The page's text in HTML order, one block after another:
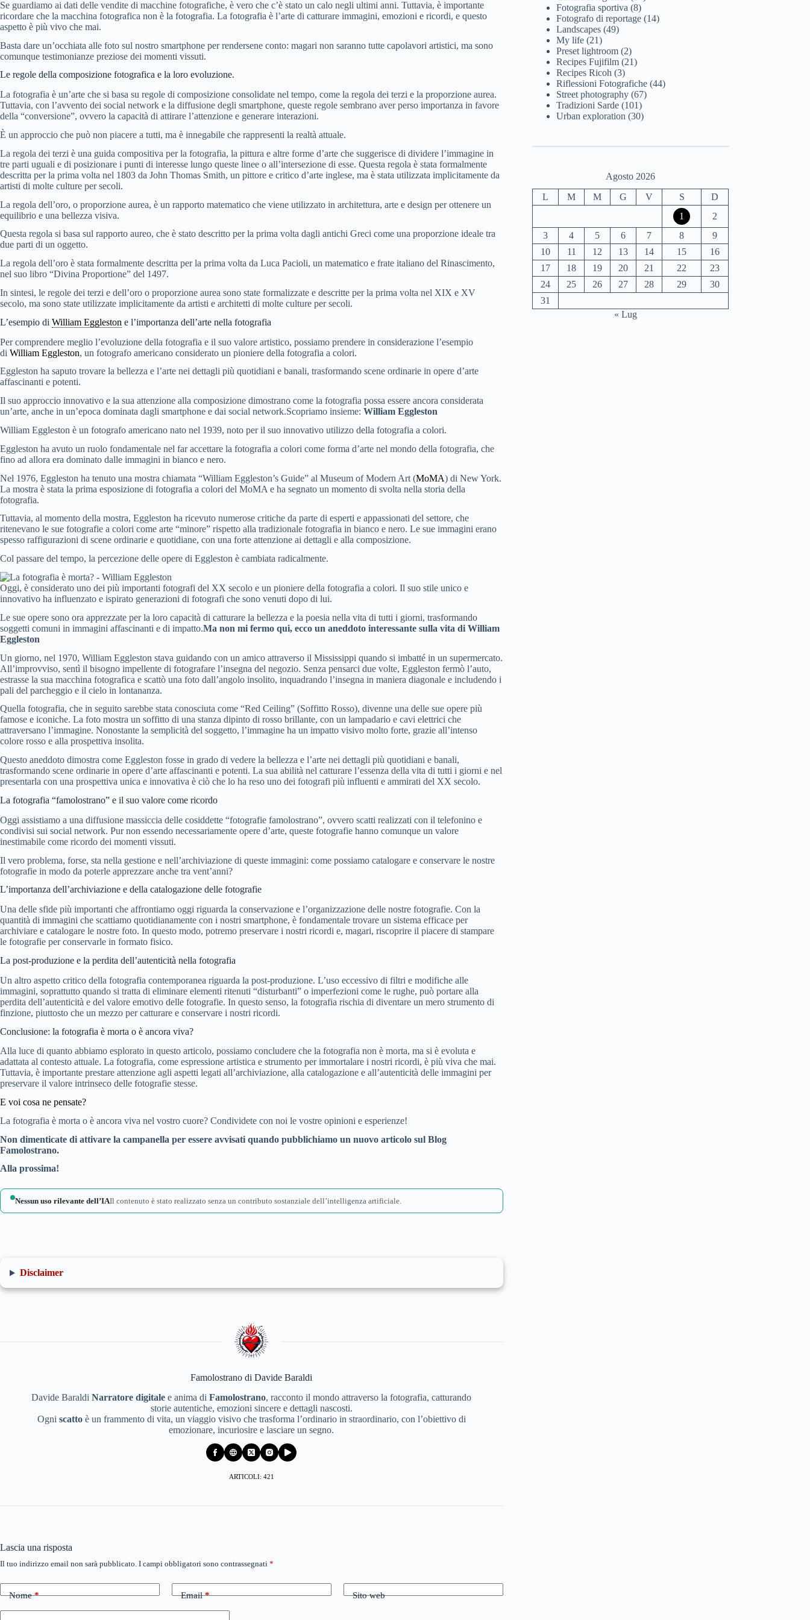
Se guardiamo ai dati delle vendite di macchine fotografiche, è vero che c’è stato un calo negli ultimi anni. Tuttavia, è importante
ricordare che la macchina fotografica non è la fotografia. La fotografia è l’arte di catturare immagini, emozioni e ricordi, e questo
aspetto è più vivo che mai.
Basta dare un’occhiata alle foto sul nostro smartphone per rendersene conto: magari non saranno tutte capolavori artistici, ma sono
comunque testimonianze preziose dei momenti vissuti.
Le regole della composizione fotografica e la loro evoluzione.
La fotografia è un’arte che si basa su regole di composizione consolidate nel tempo, come la regola dei terzi e la proporzione aurea.
Tuttavia, con l’avvento dei social network e la diffusione degli smartphone, queste regole sembrano aver perso importanza in favore
della “conversione”, ovvero la capacità di attirare l’attenzione e generare interazioni.
È un approccio che può non piacere a tutti, ma è innegabile che rappresenti la realtà attuale.
La regola dei terzi è una guida compositiva per la fotografia, la pittura e altre forme d’arte che suggerisce di dividere l’immagine in
tre parti uguali e di posizionare i punti di interesse lungo queste linee o all’intersezione di esse. Questa regola è stata formalmente
descritta per la prima volta nel 1803 da John Thomas Smith, un pittore e critico d’arte inglese, ma è stata utilizzata implicitamente da
artisti di molte culture per secoli.
La regola dell’oro, o proporzione aurea, è un rapporto matematico che viene utilizzato in architettura, arte e design per ottenere un
equilibrio e una bellezza visiva.
Questa regola si basa sul rapporto aureo, che è stato descritto per la prima volta dagli antichi Greci come una proporzione ideale tra
due parti di un oggetto.
La regola dell’oro è stata formalmente descritta per la prima volta da Luca Pacioli, un matematico e frate italiano del Rinascimento,
nel suo libro “Divina Proportione” del 1497.
In sintesi, le regole dei terzi e dell’oro o proporzione aurea sono state formalizzate e descritte per la prima volta nel XIX e XV
secolo, ma sono state utilizzate implicitamente da artisti e architetti di molte culture per secoli.
L’esempio di William Eggleston e l’importanza dell’arte nella fotografia
Per comprendere meglio l’evoluzione della fotografia e il suo valore artistico, possiamo prendere in considerazione l’esempio
di William Eggleston, un fotografo americano considerato un pioniere della fotografia a colori.
Eggleston ha saputo trovare la bellezza e l’arte nei dettagli più quotidiani e banali, trasformando scene ordinarie in opere d’arte
affascinanti e potenti.
Il suo approccio innovativo e la sua attenzione alla composizione dimostrano come la fotografia possa essere ancora considerata
un’arte, anche in un’epoca dominata dagli smartphone e dai social network.Scopriamo insieme: William Eggleston
William Eggleston è un fotografo americano nato nel 1939, noto per il suo innovativo utilizzo della fotografia a colori.
Eggleston ha avuto un ruolo fondamentale nel far accettare la fotografia a colori come forma d’arte nel mondo della fotografia, che
fino ad allora era dominato dalle immagini in bianco e nero.
Nel 1976, Eggleston ha tenuto una mostra chiamata “William Eggleston’s Guide” al Museum of Modern Art (MoMA) di New York.
La mostra è stata la prima esposizione di fotografia a colori del MoMA e ha segnato un momento di svolta nella storia della
fotografia.
Tuttavia, al momento della mostra, Eggleston ha ricevuto numerose critiche da parte di esperti e appassionati del settore, che
ritenevano le sue fotografie a colori come arte “minore” rispetto alla tradizionale fotografia in bianco e nero. Le sue immagini erano
spesso raffigurazioni di scene ordinarie e quotidiane, con una forte attenzione ai dettagli e alla composizione.
Col passare del tempo, la percezione delle opere di Eggleston è cambiata radicalmente.
Oggi, è considerato uno dei più importanti fotografi del XX secolo e un pioniere della fotografia a colori. Il suo stile unico e
innovativo ha influenzato e ispirato generazioni di fotografi che sono venuti dopo di lui.
Le sue opere sono ora apprezzate per la loro capacità di catturare la bellezza e la poesia nella vita di tutti i giorni, trasformando
soggetti comuni in immagini affascinanti e di impatto.Ma non mi fermo qui, ecco un aneddoto interessante sulla vita di William
Eggleston
Un giorno, nel 1970, William Eggleston stava guidando con un amico attraverso il Mississippi quando si imbatté in un supermercato.
All’improvviso, sentì il bisogno impellente di fotografare l’insegna del negozio. Senza pensarci due volte, Eggleston fermò l’auto,
estrasse la sua macchina fotografica e scattò una foto dall’angolo insolito, inquadrando l’insegna in maniera diagonale e includendo i
pali del parcheggio e il cielo in lontananza.
Quella fotografia, che in seguito sarebbe stata conosciuta come “Red Ceiling” (Soffitto Rosso), divenne una delle sue opere più
famose e iconiche. La foto mostra un soffitto di una stanza dipinto di rosso brillante, con un lampadario e cavi elettrici che
attraversano l’immagine. Nonostante la semplicità del soggetto, l’immagine ha un impatto visivo molto forte, grazie all’intenso
colore rosso e alla prospettiva insolita.
Questo aneddoto dimostra come Eggleston fosse in grado di vedere la bellezza e l’arte nei dettagli più quotidiani e banali,
trasformando scene ordinarie in opere d’arte affascinanti e potenti. La sua abilità nel catturare l’essenza della vita di tutti i giorni e nel
presentarla con una prospettiva unica e innovativa è ciò che lo ha reso uno dei fotografi più influenti e ammirati del XX secolo.
La fotografia “famolostrano” e il suo valore come ricordo
Oggi assistiamo a una diffusione massiccia delle cosiddette “fotografie famolostrano”, ovvero scatti realizzati con il telefonino e
condivisi sui social network. Pur non essendo necessariamente opere d’arte, queste fotografie hanno comunque un valore
inestimabile come ricordo dei momenti vissuti.
Il vero problema, forse, sta nella gestione e nell’archiviazione di queste immagini: come possiamo catalogare e conservare le nostre
fotografie in modo da poterle apprezzare anche tra vent’anni?
L’importanza dell’archiviazione e della catalogazione delle fotografie
Una delle sfide più importanti che affrontiamo oggi riguarda la conservazione e l’organizzazione delle nostre fotografie. Con la
quantità di immagini che scattiamo quotidianamente con i nostri smartphone, è fondamentale trovare un sistema efficace per
archiviare e catalogare le nostre foto. In questo modo, potremo preservare i nostri ricordi e, magari, riscoprire il piacere di stampare
le fotografie per conservarle in formato fisico.
La post-produzione e la perdita dell’autenticità nella fotografia
Un altro aspetto critico della fotografia contemporanea riguarda la post-produzione. L’uso eccessivo di filtri e modifiche alle
immagini, soprattutto quando si tratta di eliminare elementi ritenuti “disturbanti” o imperfezioni come le rughe, può portare alla
perdita dell’autenticità e del valore emotivo delle fotografie. In questo senso, la fotografia rischia di diventare un mero strumento di
finzione, piuttosto che un mezzo per catturare e conservare i nostri ricordi.
Conclusione: la fotografia è morta o è ancora viva?
Alla luce di quanto abbiamo esplorato in questo articolo, possiamo concludere che la fotografia non è morta, ma si è evoluta e
adattata al contesto attuale. La fotografia, come espressione artistica e strumento per immortalare i nostri ricordi, è più viva che mai.
Tuttavia, è importante prestare attenzione agli aspetti legati all’archiviazione, alla catalogazione e all’autenticità delle immagini per
preservare il valore intrinseco delle fotografie stesse.
E voi cosa ne pensate?
La fotografia è morta o è ancora viva nel vostro cuore? Condividete con noi le vostre opinioni e esperienze!
Non dimenticate di attivare la campanella per essere avvisati quando pubblichiamo un nuovo articolo sul Blog
Famolostrano.
Alla prossima!
Nessun uso rilevante dell’IAIl contenuto è stato realizzato senza un contributo sostanziale dell’intelligenza artificiale.
Disclaimer
Famolostrano di Davide Baraldi
Davide BaraldiNarratore digitale e anima diFamolostrano, racconto il mondo attraverso la fotografia, catturando
storie autentiche, emozioni sincere e dettagli nascosti.
Ogni scattoè un frammento di vita, un viaggio visivo che trasforma l’ordinario in straordinario, con l’obiettivo di
emozionare, incuriosire e lasciare un segno.
ARTICOLI: 421
Lascia una risposta
Il tuo indirizzo email non sarà pubblicato. I campi obbligatori sono contrassegnati *
Nome* Email* Sito web
Fotografia sportiva (8)
Fotografo di reportage (14)
Landscapes (49)
My life (21)
Preset lightroom (2)
Recipes Fujifilm (21)
Recipes Ricoh (3)
Riflessioni Fotografiche (44)
Street photography (67)
Tradizioni Sarde (101)
Urban exploration (30)
Agosto 2026
L M M G V S
D
1
2
3
4 5 6 7 8
9
10
11 12 13 14 15
16
17
18 19 20 21 22
23
24
25 26 27 28 29
30
31
« Lug